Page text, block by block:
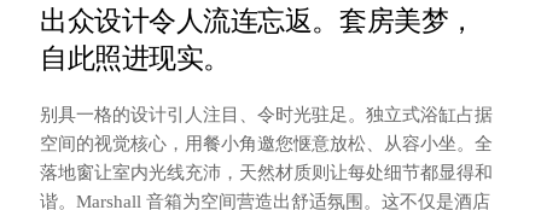
出众设计令人流连忘返。套房美梦，
自此照进现实。
别具一格的设计引人注目、令时光驻足。独立式浴缸占据
空间的视觉核心，用餐小角邀您惬意放松、从容小坐。全
落地窗让室内光线充沛，天然材质则让每处细节都显得和
谐。Marshall 音箱为空间营造出舒适氛围。这不仅是酒店